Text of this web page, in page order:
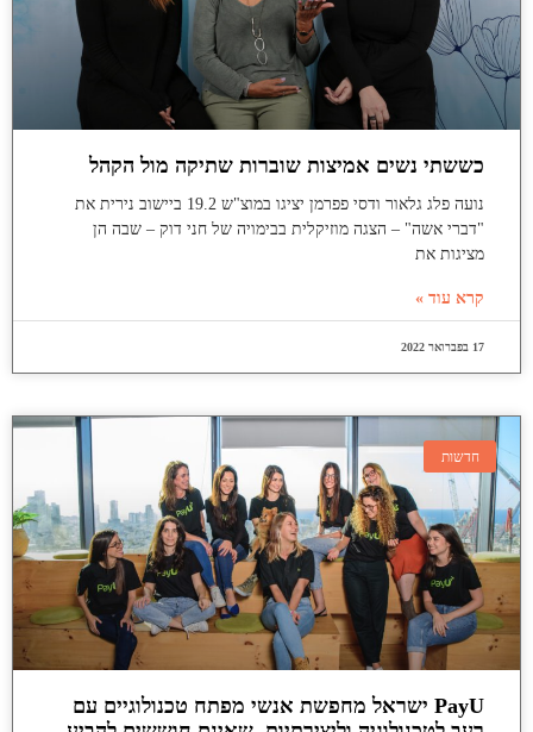
כששתי נשים אמיצות שוברות שתיקה מול הקהל
נועה פלג גלאור ודסי פפרמן יציגו במוצ"ש 19.2 ביישוב נירית את
"דברי אשה" – הצגה מוזיקלית בבימויה של חני דוק – שבה הן
מציגות את
קרא עוד »
17 בפברואר 2022
חדשות
PayU ישראל מחפשת אנשי מפתח טכנולוגיים עם